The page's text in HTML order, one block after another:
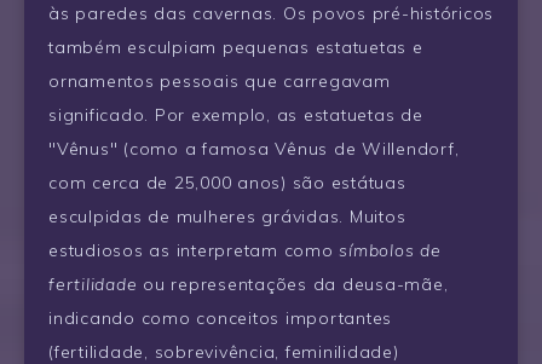
às paredes das cavernas. Os povos pré-históricos
também esculpiam pequenas estatuetas e
ornamentos pessoais que carregavam
significado. Por exemplo, as estatuetas de
"Vênus" (como a famosa Vênus de Willendorf,
com cerca de 25,000 anos) são estátuas
esculpidas de mulheres grávidas. Muitos
estudiosos as interpretam comosímbolos de
fertilidade ou representações da deusa-mãe,
indicando como conceitos importantes
(fertilidade, sobrevivência, feminilidade)